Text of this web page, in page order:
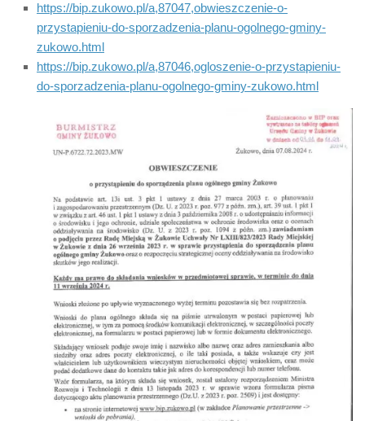
https://bip.zukowo.pl/a,87047,obwieszczenie-o-
przystapieniu-do-sporzadzenia-planu-ogolnego-gminy-
zukowo.html
https://bip.zukowo.pl/a,87046,ogloszenie-o-przystapieniu-
do-sporzadzenia-planu-ogolnego-gminy-zukowo.html